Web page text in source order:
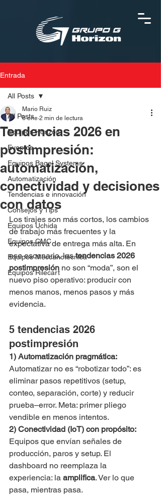
Entrada
All Posts
Equipos Horizon
Eventos
Equipos Bagel Systems
Automatización
Tendencias e innovación
Consejos y Tips
Equipos Uchida
Equipos CMC
Equipos Meccanotécnica
Equipos Rilecart
All Posts
Tendencias 2026 en
postimpresión:
automatización,
conectividad y decisiones
con datos
Mario Ruiz
6 ene 2 min de lectura
Los tirajes son más cortos, los cambios
de trabajo más frecuentes y la
expectativa de entrega más alta. En
ese escenario, las tendencias 2026
postimpresión no son “moda”, son el
nuevo piso operativo: producir con
menos manos, menos pasos y más
evidencia.
5 tendencias 2026
postimpresión
1) Automatización pragmática:
Automatizar no es “robotizar todo”: es
eliminar pasos repetitivos (setup,
conteo, separación, corte) y reducir
prueba–error. Meta: primer pliego
vendible en menos intentos.
2) Conectividad (IoT) con propósito:
Equipos que envían señales de
producción, paros y setup. El
dashboard no reemplaza la
experiencia: la amplifica. Ver lo que
pasa, mientras pasa.